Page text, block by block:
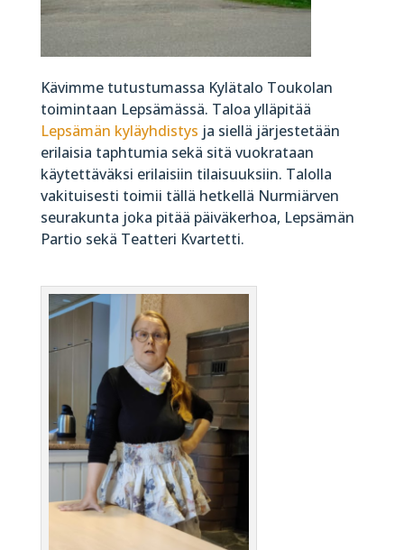
Kävimme tutustumassa Kylätalo Toukolan
toimintaan Lepsämässä. Taloa ylläpitää
Lepsämän kyläyhdistys ja siellä järjestetään
erilaisia taphtumia sekä sitä vuokrataan
käytettäväksi erilaisiin tilaisuuksiin. Talolla
vakituisesti toimii tällä hetkellä Nurmiärven
seurakunta joka pitää päiväkerhoa, Lepsämän
Partio sekä Teatteri Kvartetti.